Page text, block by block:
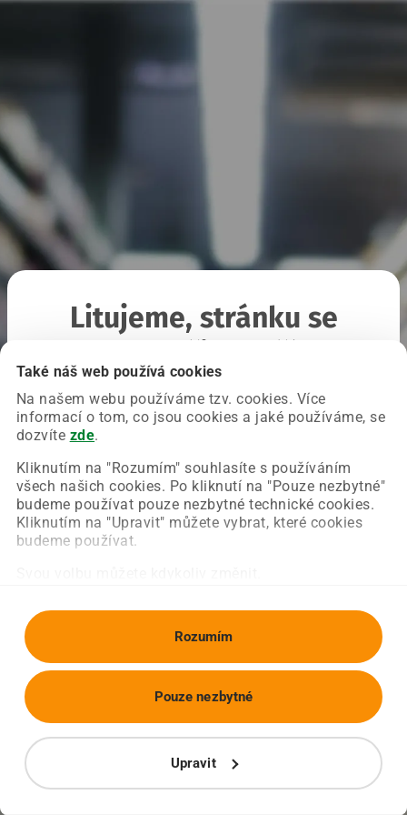
Také náš web používá cookies
Na našem webu používáme tzv. cookies. Více
informací o tom, co jsou cookies a jaké používáme, se
dozvíte zde.
Kliknutím na "Rozumím" souhlasíte s používáním
všech našich cookies. Po kliknutí na "Pouze nezbytné"
budeme používat pouze nezbytné technické cookies.
Kliknutím na "Upravit" můžete vybrat, které cookies
budeme používat.
Rozumím
Upravit
Pouze nezbytné
Litujeme, stránku se
Chyba nastala na naší straně a už ji opravujeme.
Zkuste prosím znovu načíst požadovanou stránku.
Obnovit stránku Úvodní strana